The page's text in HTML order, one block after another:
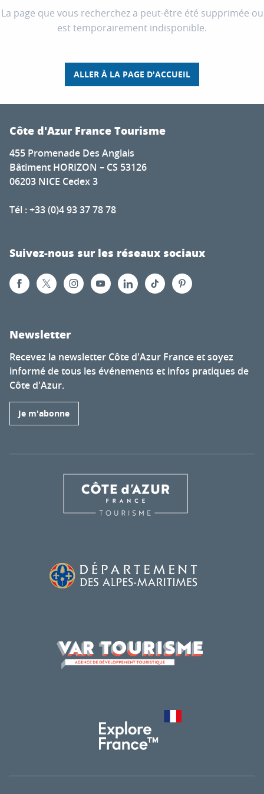
La page que vous recherchez a peut-être été supprimée ou
est temporairement indisponible.
ALLER À LA PAGE D'ACCUEIL
Côte d'Azur France Tourisme
455 Promenade Des Anglais
Bâtiment HORIZON – CS 53126
06203 NICE Cedex 3
Tél : +33 (0)4 93 37 78 78
Suivez-nous sur les réseaux sociaux
Newsletter
Recevez la newsletter Côte d'Azur France et soyez
informé de tous les événements et infos pratiques de
Côte d'Azur.
Je m'abonne